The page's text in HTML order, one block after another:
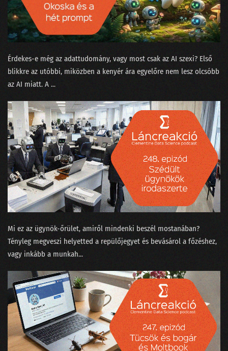
079 - Az MI háborúba ment
078 - Üzenet a liftből
077 - Természettudományt a magaskultúrába?
075 - A MI királyunk nem olyan!
074 - Lesz-e vihar a meteorológiában?
073 - Meddig lesz még a focilabda gömbölyű?
072 - Gloria in Excel
071 - Ada Lovelace, az első programozó nő
070 - Történetmesélés adatvizualizációval
069 - Mekkora az adatértés minimuma?
068 - Gépi tanulás a kiállítóteremben
067 - Mókusvakítás-e a hiperperszonalizáció?
066 - A Nagy Gravity-exit
065 - MNB Fintech jelentés
064 - A maciddal beszélgetsz inkább, vagy LaMDÁ-val?
063 - A nagy cicabűnöző, mint általános MI
Érdekes-e még az adattudomány, vagy most csak az AI szexi? Első
blikkre az utóbbi, miközben a kenyér ára egyelőre nem lesz olcsóbb
az AI miatt. A ...
Mi ez az ügynök-őrület, amiről mindenki beszél mostanában?
Tényleg megveszi helyetted a repülőjegyet és bevásárol a főzéshez,
vagy inkább a munkah...